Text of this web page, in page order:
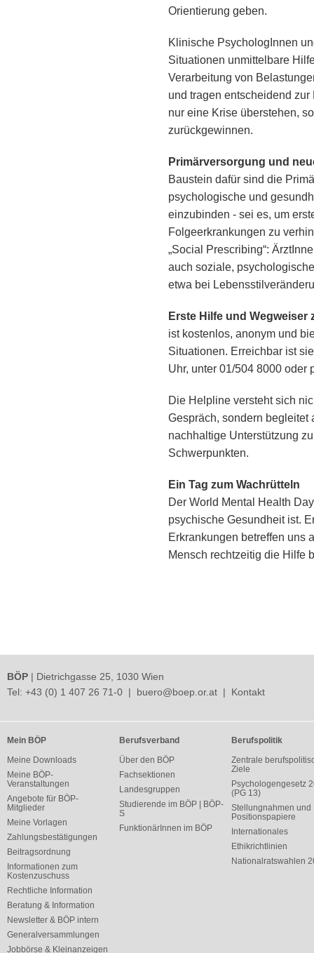
Orientierung geben.
Klinische PsychologInnen
Situationen unmittelbare
Verarbeitung von
und tragen entscheidend
nur eine Krise überstehen,
zurückgewinnen.
Primärversorgung und
Baustein dafür sind die
psychologische und
einzubinden - sei es, um
Folgeerkrankungen zu
„Social Prescribing“:
auch soziale,
etwa bei
Erste Hilfe und
ist kostenlos, anonym und
Situationen. Erreichbar ist
Uhr, unter 01/504 8000 oder
Die Helpline versteht sich
Gespräch, sondern
nachhaltige Unterstützung
Schwerpunkten.
Ein Tag zum Wachrütteln
Der World Mental Health
psychische Gesundheit ist.
Erkrankungen betreffen uns
Mensch rechtzeitig die Hilfe
BÖP | Dietrichgasse 25, 1030 Wien
Tel: +43 (0) 1 407 26 71-0 | buero@boep.or.at | Kontakt
Mein BÖP
Meine Downloads
Meine BÖP-
Veranstaltungen
Angebote für BÖP-
Mitglieder
Meine Vorlagen
Zahlungsbestätigungen
Beitragsordnung
Informationen zum
Kostenzuschuss
Rechtliche Information
Beratung & Information
Newsletter & BÖP intern
Generalversammlungen
Jobbörse & Kleinanzeigen
Berufsverband
Über den BÖP
Fachsektionen
Landesgruppen
Studierende im BÖP | BÖP-
S
FunktionärInnen im BÖP
Berufspolitik
Zentrale
Ziele
Psychologengesetz
(PG 13)
Stellungnahmen und
Positionspapiere
Internationales
Ethikrichtlinien
Nationalratswahlen